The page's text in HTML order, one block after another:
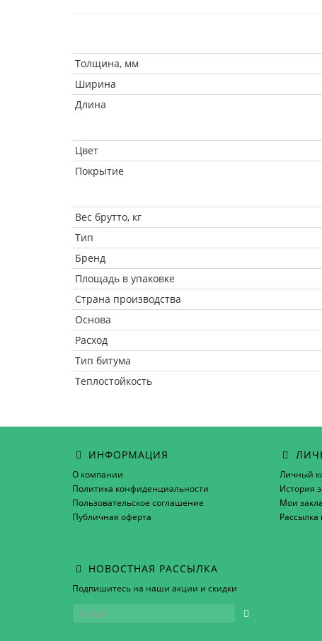
Толщина, мм
Ширина
Длина
Цвет
Покрытие
Вес брутто, кг
Тип
Бренд
Площадь в упаковке
Страна производства
Основа
Расход
Тип битума
Теплостойкость
ИНФОРМАЦИЯ
О компании
Политика конфиденциальности
Пользовательское соглашение
Публичная оферта
Личный
История
Мои
Рассылка
НОВОСТНАЯ РАССЫЛКА
Подпишитесь на наши акции и скидки